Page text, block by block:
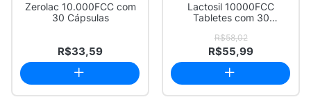
Zerolac 10.000FCC com
30 Cápsulas
R$33,59
Lactosil 10000FCC
Tabletes com 30
R$58,02
R$55,99